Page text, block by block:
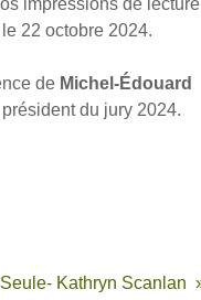
impressions de lecture
22 octobre 2024.
de Michel-Édouard
président du jury 2024.
Kathryn Scanlan